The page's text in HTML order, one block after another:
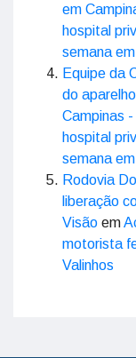
em
hospital
semana
Equipe da
do
Campinas
hospital
semana
Rodovia
liberação
Visão em
motorista
Valinhos